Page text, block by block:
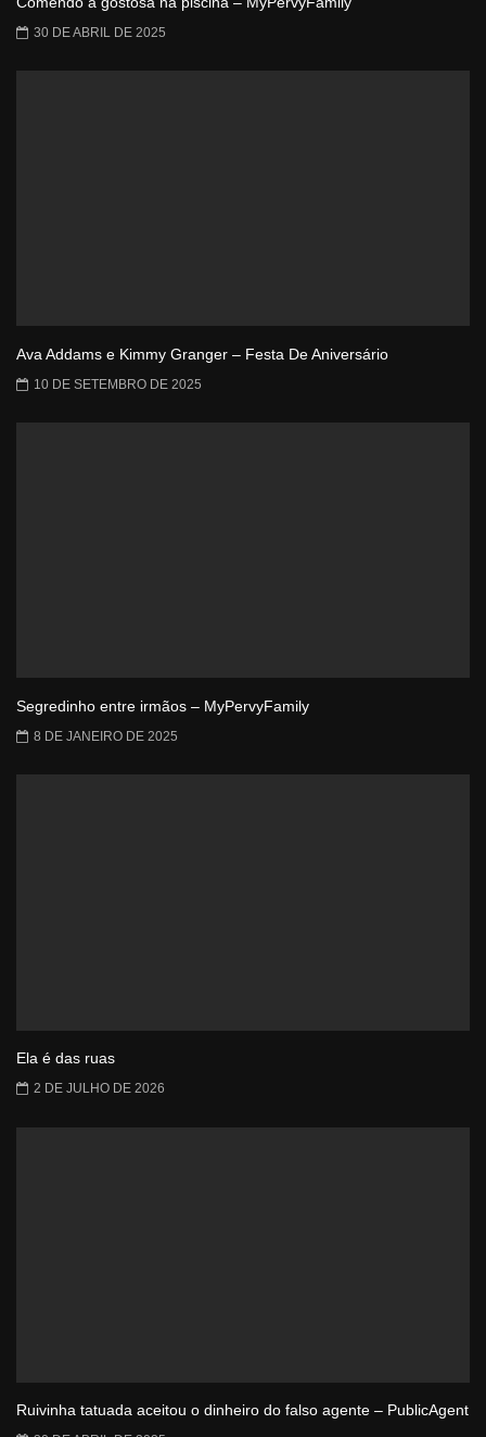
30 DE ABRIL DE 2025
Ava Addams e Kimmy Granger – Festa De Aniversário
10 DE SETEMBRO DE 2025
Segredinho entre irmãos – MyPervyFamily
8 DE JANEIRO DE 2025
Ela é das ruas
2 DE JULHO DE 2026
Ruivinha tatuada aceitou o dinheiro do falso agente – PublicAgent